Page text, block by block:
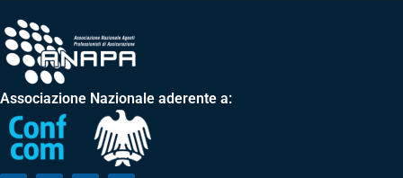
Associazione Nazionale aderente a: